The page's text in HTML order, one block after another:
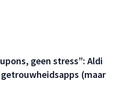
geen stress”: Aldi
(maar